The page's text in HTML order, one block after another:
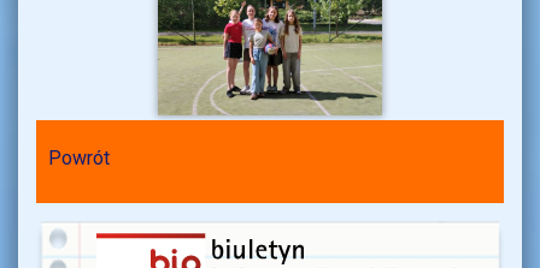
Powrót